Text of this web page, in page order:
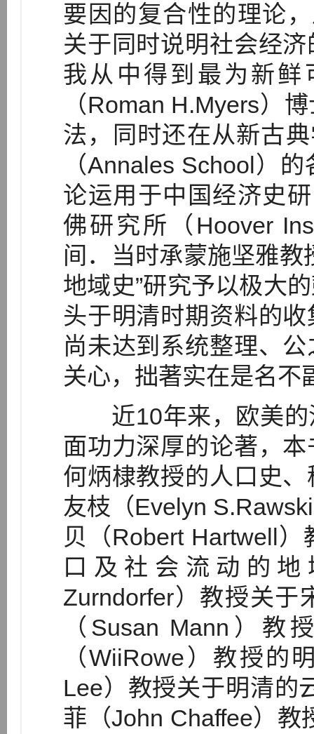
要因的复合性的理论
关于同时说明社会经
我从中得到最为新
（Roman H.Myers）
法，同时还在从新古
（Annales School）
论运用于中国经济史
佛研究所（Hoover
间．当时承蒙施坚雅教
地域史”研究予以极大
头于明清时期资料的
尚未达到系统整理、
关心，拙著实在是名不
近10年来，欧美的
面功力深厚的论著，
何炳棣教授的人口史
友枝（Evelyn
贝（Robert Hartwell
口及社会流动的地
Zurndorfer）教授关于
（Susan Mann）
（WiiRowe）教授的
Lee）教授关于明清的
菲（John Chaffee）教